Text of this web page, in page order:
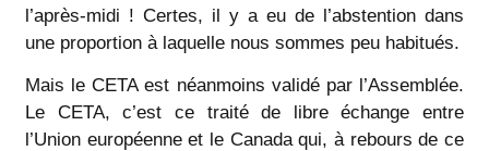
l’après-midi ! Certes, il y a eu de l’abstention dans
une proportion à laquelle nous sommes peu habitués.
Mais le CETA est néanmoins validé par l’Assemblée.
Le CETA, c’est ce traité de libre échange entre
l’Union européenne et le Canada qui, à rebours de ce